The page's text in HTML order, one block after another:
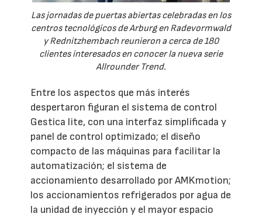
Las jornadas de puertas abiertas celebradas en los
centros tecnológicos de Arburg en Radevormwald
y Rednitzhembach reunieron a cerca de 180
clientes interesados en conocer la nueva serie
Allrounder Trend.
Entre los aspectos que más interés
despertaron figuran el sistema de control
Gestica lite, con una interfaz simplificada y
panel de control optimizado; el diseño
compacto de las máquinas para facilitar la
automatización; el sistema de
accionamiento desarrollado por AMKmotion;
los accionamientos refrigerados por agua de
la unidad de inyección y el mayor espacio